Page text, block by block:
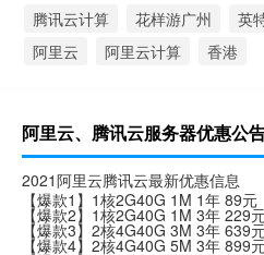
腾讯云计算
花样游广州 英
阿里云
阿里云计算 香港
阿里云、腾讯云服务器优惠公
2021阿里云腾讯云最新优惠信息
【爆款1】1核2G40G 1M 1年 89元
【爆款2】1核2G40G 1M 3年 229
【爆款3】2核4G40G 3M 3年 639
【爆款4】2核4G40G 5M 3年 899